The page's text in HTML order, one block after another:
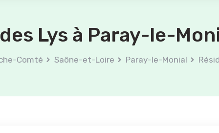
Lys à Paray-le-
Comté Saône-et-Loire Paray-le-Monial